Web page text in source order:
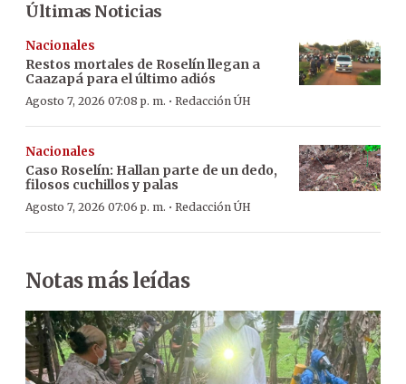
Últimas Noticias
Nacionales
Restos mortales de Roselín llegan a
Caazapá para el último adiós
Agosto 7, 2026 07:08 p. m. · Redacción ÚH
Nacionales
Caso Roselín: Hallan parte de un dedo,
filosos cuchillos y palas
Agosto 7, 2026 07:06 p. m. · Redacción ÚH
Notas más leídas